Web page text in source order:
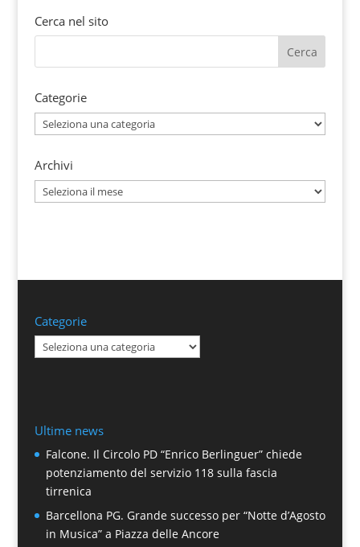
Cerca nel sito
Categorie
Categorie
Archivi
Archivi
Categorie
Categorie
Ultime news
Falcone. Il Circolo PD “Enrico Berlinguer” chiede
potenziamento del servizio 118 sulla fascia
tirrenica
Barcellona PG. Grande successo per “Notte d’Agosto
in Musica” a Piazza delle Ancore